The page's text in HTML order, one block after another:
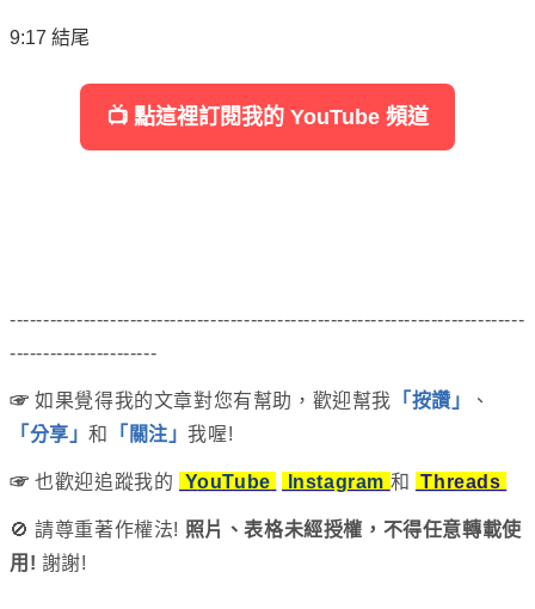
9:17 結尾
📺 點這裡訂閱我的 YouTube 頻道
-----------------------------------------------------------------------------
----------------------
☞ 如果覺得我的文章對您有幫助，歡迎幫我 「按讚」
、
「分享」和 「關注」我喔!
☞ 也歡迎追蹤我的 YouTube Instagram 和 Threads
🚫 請尊重著作權法! 照片、表格未經授權，不得任意轉載使
用! 謝謝!